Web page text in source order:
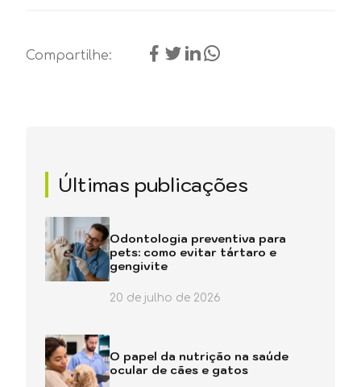
Compartilhe:
Últimas publicações
Odontologia preventiva para
pets: como evitar tártaro e
gengivite
20 de julho de 2026
O papel da nutrição na saúde
ocular de cães e gatos